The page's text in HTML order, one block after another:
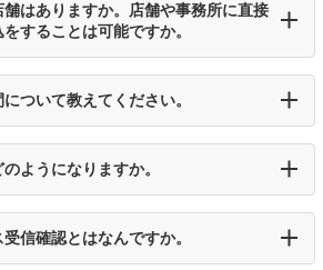
はありますか。店舗や事務所に直接
することは可能ですか。
ついて教えてください。
ようになりますか。
信確認とはなんですか。